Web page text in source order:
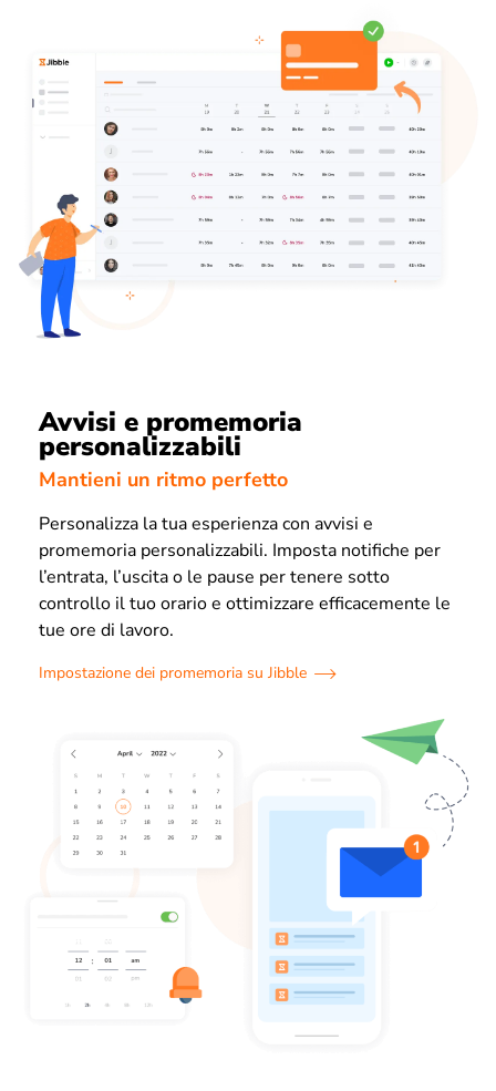
Avvisi e promemoria
personalizzabili
Mantieni un ritmo perfetto
Personalizza la tua esperienza con avvisi e
promemoria personalizzabili. Imposta notifiche per
l’entrata, l’uscita o le pause per tenere sotto
controllo il tuo orario e ottimizzare efficacemente le
tue ore di lavoro.
Impostazione dei promemoria su Jibble